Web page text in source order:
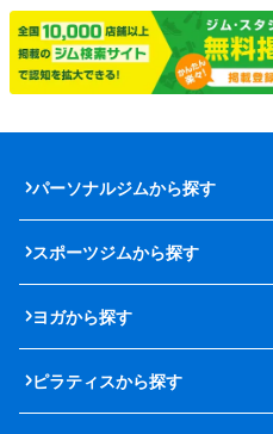
パーソナルジムから探す
スポーツジムから探す
ヨガから探す
ピラティスから探す